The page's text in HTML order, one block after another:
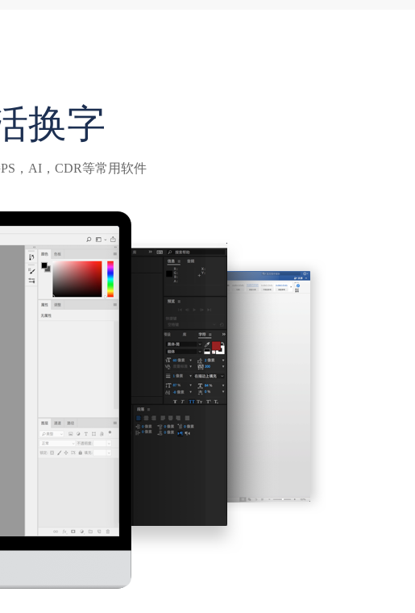
换字
，AI，CDR等常用软件